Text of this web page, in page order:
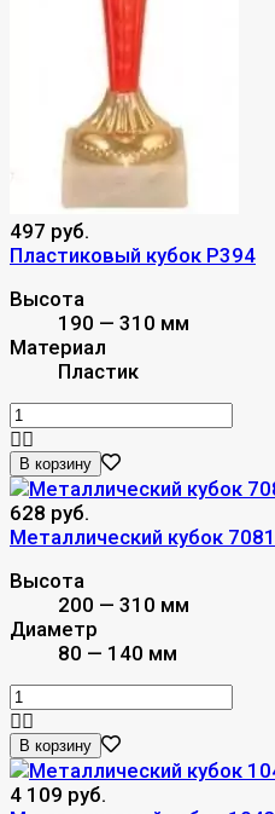
497 руб.
Пластиковый кубок P394
Высота
190 — 310 мм
Материал
Пластик
В корзину
628 руб.
Металлический кубок 7081
Высота
200 — 310 мм
Диаметр
80 — 140 мм
В корзину
4 109 руб.